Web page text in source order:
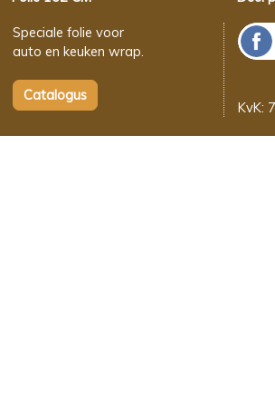
Speciale folie voor
auto en keuken wrap.
KvK: